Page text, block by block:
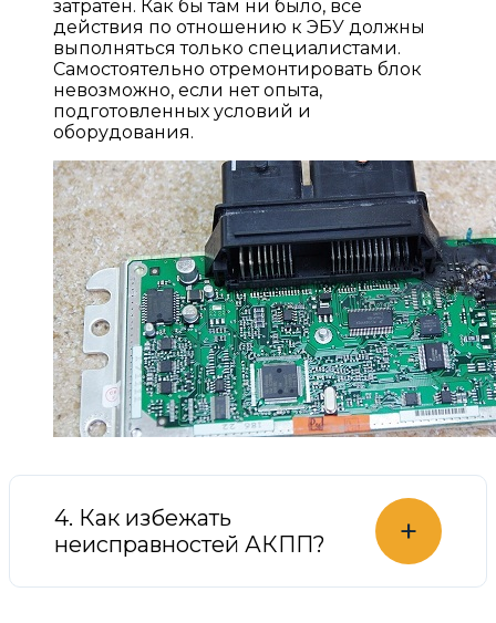
затратен. Как бы там ни было, все
действия по отношению к ЭБУ должны
выполняться только специалистами.
Самостоятельно отремонтировать блок
невозможно, если нет опыта,
подготовленных условий и
оборудования.
4. Как избежать
неисправностей АКПП?
+